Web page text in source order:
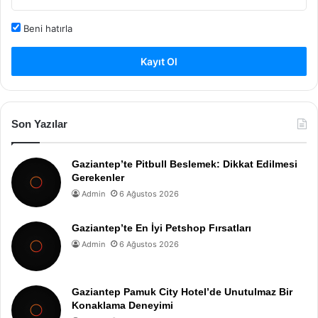
Beni hatırla
Kayıt Ol
Son Yazılar
Gaziantep’te Pitbull Beslemek: Dikkat Edilmesi
Gerekenler
Admin 6 Ağustos 2026
Gaziantep’te En İyi Petshop Fırsatları
Admin 6 Ağustos 2026
Gaziantep Pamuk City Hotel’de Unutulmaz Bir
Konaklama Deneyimi